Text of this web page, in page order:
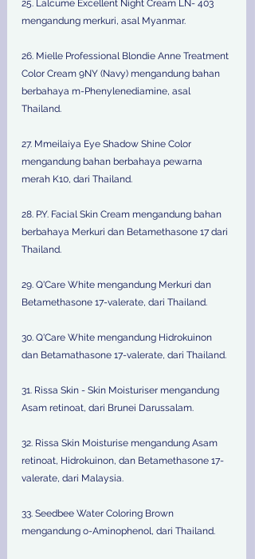
25. Lalcume Excellent Night Cream LN- 403
mengandung merkuri, asal Myanmar.
26. Mielle Professional Blondie Anne Treatment
Color Cream 9NY (Navy) mengandung bahan
berbahaya m-Phenylenediamine, asal
Thailand.
27. Mmeilaiya Eye Shadow Shine Color
mengandung bahan berbahaya pewarna
merah K10, dari Thailand.
28. P.Y. Facial Skin Cream mengandung bahan
berbahaya Merkuri dan Betamethasone 17 dari
Thailand.
29. Q'Care White mengandung Merkuri dan
Betamethasone 17-valerate, dari Thailand.
30. Q'Care White mengandung Hidrokuinon
dan Betamathasone 17-valerate, dari Thailand.
31. Rissa Skin - Skin Moisturiser mengandung
Asam retinoat, dari Brunei Darussalam.
32. Rissa Skin Moisturise mengandung Asam
retinoat, Hidrokuinon, dan Betamethasone 17-
valerate, dari Malaysia.
33. Seedbee Water Coloring Brown
mengandung o-Aminophenol, dari Thailand.